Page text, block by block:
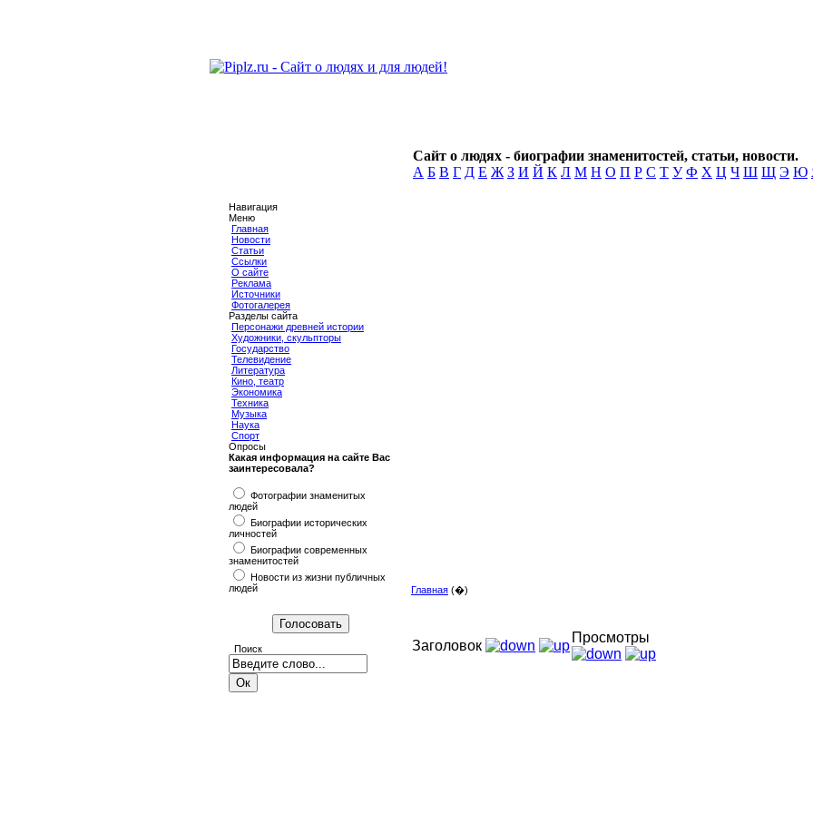
Сайт о людях - биографии знаменитостей, статьи, новости.
А Б В Г Д Е Ж З И Й К Л М Н О П Р С Т У Ф Х Ц Ч Ш Щ Э Ю
Навигация
Меню
Главная
Новости
Статьи
Ссылки
О сайте
Реклама
Источники
Фотогалерея
Разделы сайта
Персонажи древней истории
Художники, скульпторы
Государство
Телевидение
Литература
Кино, театр
Экономика
Техника
Музыка
Наука
Спорт
Опросы
Какая информация на сайте Вас
заинтересовала?
Фотографии знаменитых
людей
Биографии исторических
личностей
Биографии современных
знаменитостей
Новости из жизни публичных
людей
Поиск
Главная (�)
Заголовок
Просмотры